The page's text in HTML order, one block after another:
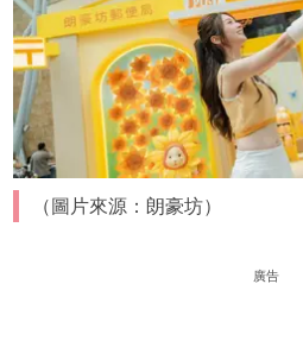
（圖片來源：朗豪坊）
廣告